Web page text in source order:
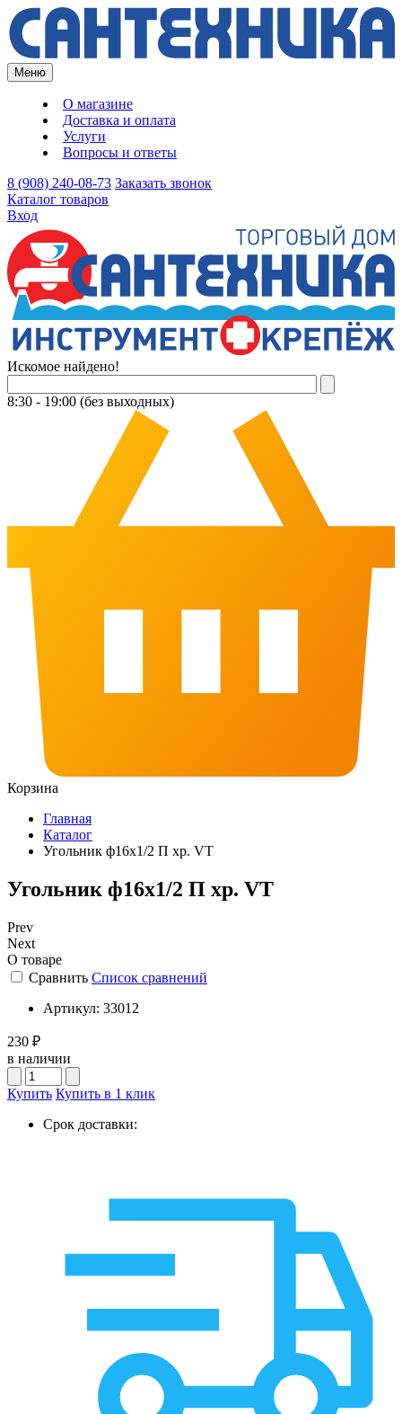
Меню
О магазине
Доставка и оплата
Услуги
Вопросы и ответы
8 (908) 240-08-73 Заказать звонок
Каталог товаров
Вход
Искомое найдено!
8:30 - 19:00 (без выходных)
Корзина
Главная
Каталог
Угольник ф16х1/2 П хр. VT
Угольник ф16х1/2 П хр. VT
Prev
Next
О товаре
Сравнить Список сравнений
Артикул: 33012
230 ₽
в наличии
Купить Купить в 1 клик
Срок доставки: